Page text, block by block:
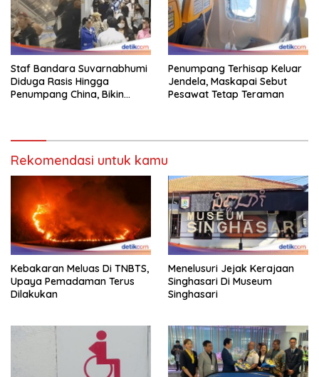
Staf Bandara Suvarnabhumi
Diduga Rasis Hingga
Penumpang China, Bikin
Penumpang Terhisap Keluar
Jendela, Maskapai Sebut
Pesawat Tetap Teraman
Rekomendasi untuk kamu
Kebakaran Meluas Di TNBTS,
Upaya Pemadaman Terus
Dilakukan
Menelusuri Jejak Kerajaan
Singhasari Di Museum
Singhasari